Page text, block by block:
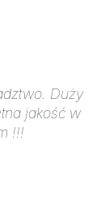
Duży
jakość w
!!!